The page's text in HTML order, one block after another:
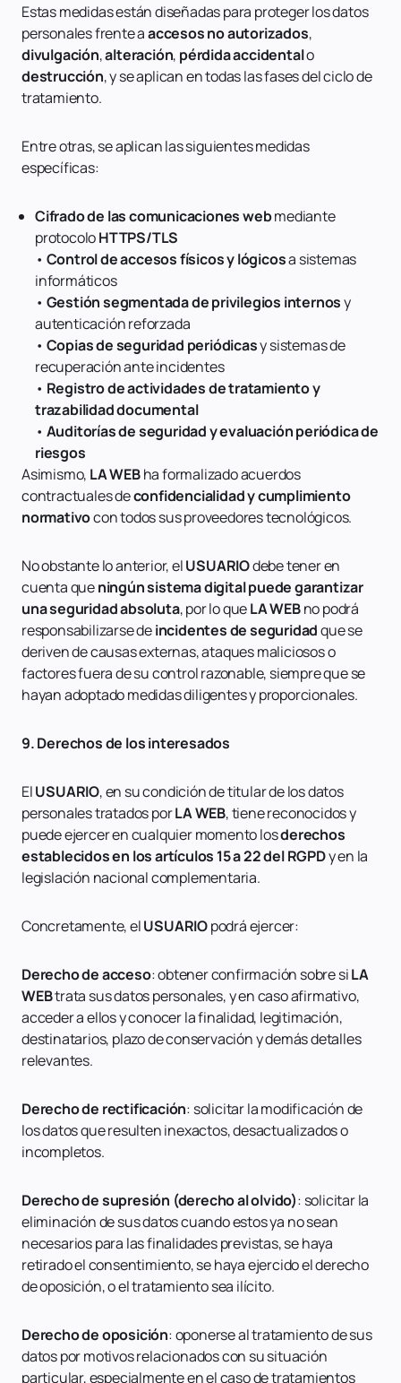
Estas medidas están diseñadas para proteger los datos
personales frente aaccesos no autorizados,
divulgación,alteración, pérdida accidentalo
destrucción, y se aplican en todas las fases del ciclo de
tratamiento.
Entre otras, se aplican las siguientes medidas
específicas:
Cifrado de las comunicaciones webmediante
protocoloHTTPS/TLS
• Control de accesos físicos y lógicosa sistemas
informáticos
• Gestión segmentada de privilegios internosy
autenticación reforzada
• Copias de seguridad periódicasy sistemas de
recuperación ante incidentes
• Registro de actividades de tratamiento y
trazabilidad documental
• Auditorías de seguridad y evaluación periódica de
riesgos
Asimismo, LA WEBha formalizado acuerdos
contractuales deconfidencialidad y cumplimiento
normativocon todos sus proveedores tecnológicos.
No obstante lo anterior, elUSUARIOdebe tener en
cuenta queningún sistema digital puede garantizar
una seguridad absoluta, por lo queLA WEBno podrá
responsabilizarse deincidentes de seguridadque se
deriven de causas externas, ataques maliciosos o
factores fuera de su control razonable, siempre que se
hayan adoptado medidas diligentes y proporcionales.
9. Derechos de los interesados
ElUSUARIO, en su condición de titular de los datos
personales tratados porLA WEB, tiene reconocidos y
puede ejercer en cualquier momento losderechos
establecidos en los artículos 15 a 22 del RGPDy en la
legislación nacional complementaria.
Concretamente, elUSUARIOpodrá ejercer:
Derecho de acceso: obtener confirmación sobre siLA
WEBtrata sus datos personales, y en caso afirmativo,
acceder a ellos y conocer la finalidad, legitimación,
destinatarios, plazo de conservación y demás detalles
relevantes.
Derecho de rectificación: solicitar la modificación de
los datos que resulten inexactos, desactualizados o
incompletos.
Derecho de supresión (derecho al olvido): solicitar la
eliminación de sus datos cuando estos ya no sean
necesarios para las finalidades previstas, se haya
retirado el consentimiento, se haya ejercido el derecho
de oposición, o el tratamiento sea ilícito.
Derecho de oposición: oponerse al tratamiento de sus
datos por motivos relacionados con su situación
particular, especialmente en el caso de tratamientos